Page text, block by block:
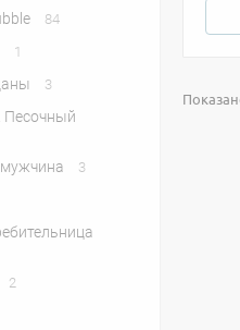
84
1
3
Песочный
3
2